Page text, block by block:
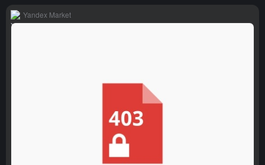
Yandex Market